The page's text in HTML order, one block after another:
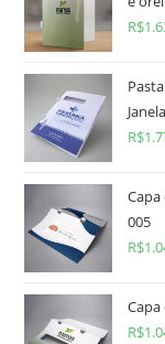
R$
Janela
R$
Capa
005
R$
Capa
R$